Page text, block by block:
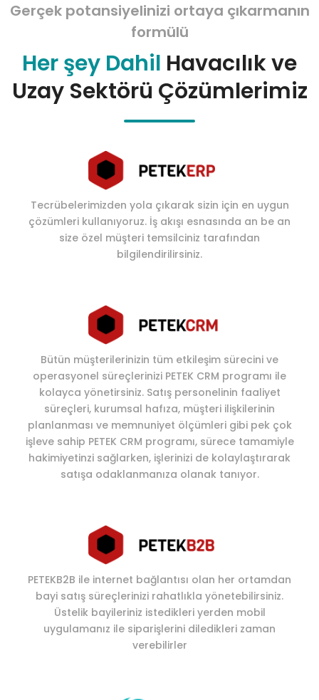
Gerçek potansiyelinizi ortaya çıkarmanın
formülü
Her şey Dahil Havacılık ve
Uzay Sektörü Çözümlerimiz
Tecrübelerimizden yola çıkarak sizin için en uygun
çözümleri kullanıyoruz. İş akışı esnasında an be an
size özel müşteri temsilciniz tarafından
bilgilendirilirsiniz.
Bütün müşterilerinizin tüm etkileşim sürecini ve
operasyonel süreçlerinizi PETEK CRM programı ile
kolayca yönetirsiniz. Satış personelinin faaliyet
süreçleri, kurumsal hafıza, müşteri ilişkilerinin
planlanması ve memnuniyet ölçümleri gibi pek çok
işleve sahip PETEK CRM programı, sürece tamamiyle
hakimiyetinzi sağlarken, işlerinizi de kolaylaştırarak
satışa odaklanmanıza olanak tanıyor.
PETEKB2B ile internet bağlantısı olan her ortamdan
bayi satış süreçlerinizi rahatlıkla yönetebilirsiniz.
Üstelik bayileriniz istedikleri yerden mobil
uygulamanız ile siparişlerini diledikleri zaman
verebilirler